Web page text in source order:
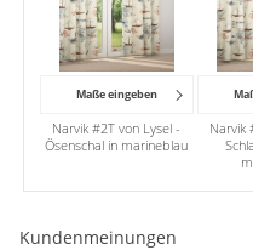
Leuchtend und
von dem naturfarbenen
prachtvoll gestalteten
Weiß bringen Sie Ruhe in
Stein, Korb und
maritimes Flair.
Maße eingeben
Narvik #2T von Lysel -
Ösenschal in marineblau
Narvik
Kundenmeinungen